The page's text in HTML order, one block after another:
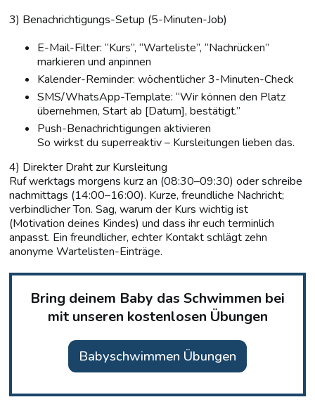
3) Benachrichtigungs-Setup (5-Minuten-Job)
E-Mail-Filter: “Kurs”, “Warteliste”, “Nachrücken”
markieren und anpinnen
Kalender-Reminder: wöchentlicher 3-Minuten-Check
SMS/WhatsApp-Template: “Wir können den Platz
übernehmen, Start ab [Datum], bestätigt.”
Push-Benachrichtigungen aktivieren
So wirkst du superreaktiv – Kursleitungen lieben das.
4) Direkter Draht zur Kursleitung
Ruf werktags morgens kurz an (08:30–09:30) oder schreibe
nachmittags (14:00–16:00). Kurze, freundliche Nachricht;
verbindlicher Ton. Sag, warum der Kurs wichtig ist
(Motivation deines Kindes) und dass ihr euch terminlich
anpasst. Ein freundlicher, echter Kontakt schlägt zehn
anonyme Wartelisten-Einträge.
Bring deinem Baby das Schwimmen bei
mit unseren kostenlosen Übungen
Babyschwimmen Übungen